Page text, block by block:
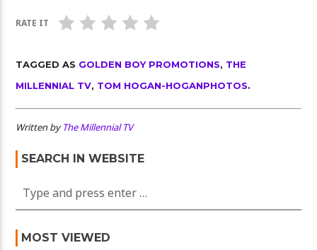
RATE IT
TAGGED AS GOLDEN BOY PROMOTIONS, THE
MILLENNIAL TV, TOM HOGAN-HOGANPHOTOS.
Written byThe Millennial TV
SEARCH IN WEBSITE
MOST VIEWED